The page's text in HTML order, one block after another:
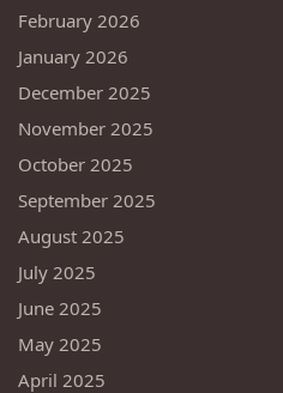
February 2026
January 2026
December 2025
November 2025
October 2025
September 2025
August 2025
July 2025
June 2025
May 2025
April 2025